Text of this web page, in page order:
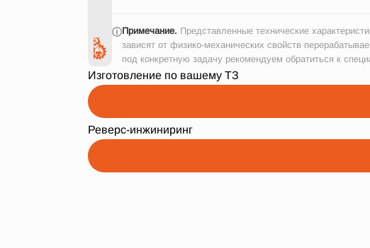
ⓘПримечание. Представленные технические
зависят от физико-механических свойств
под конкретную задачу рекомендуем обратиться к
Изготовление по вашему ТЗ
Реверс-инжиниринг